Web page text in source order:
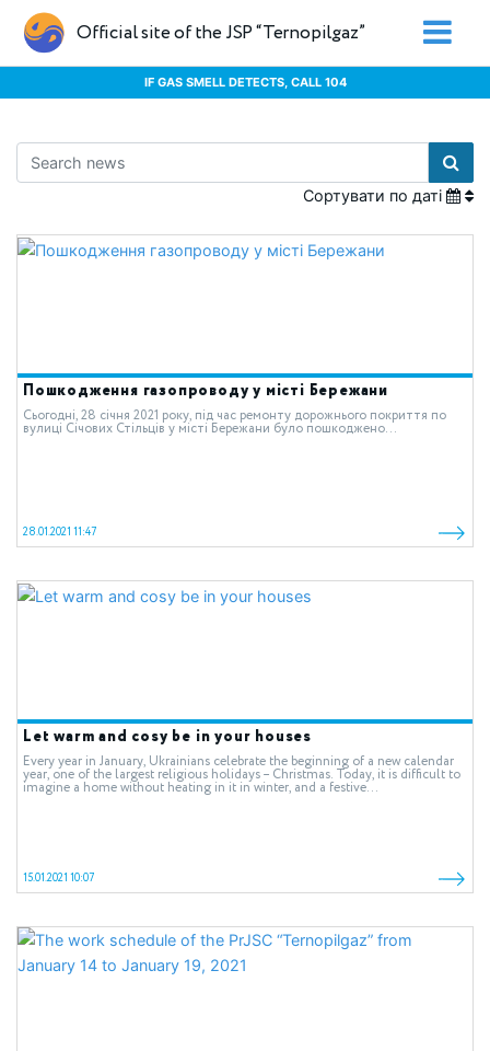
Official site of the JSP “Ternopilgaz”
IF GAS SMELL DETECTS, CALL 104
Сортувати по даті
Пошкодження газопроводу у місті Бережани
Сьогодні, 28 січня 2021 року, під час ремонту дорожнього покриття по
вулиці Січових Стільців у місті Бережани було пошкоджено...
28.01.2021 11:47
Let warm and cosy be in your houses
Every year in January, Ukrainians celebrate the beginning of a new calendar
year, one of the largest religious holidays – Christmas. Today, it is difficult to
imagine a home without heating in it in winter, and a festive...
15.01.2021 10:07